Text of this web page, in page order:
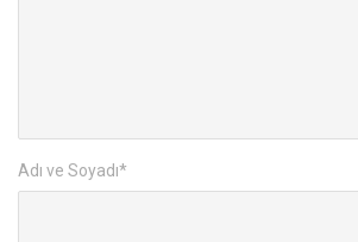
Adı ve Soyadı*